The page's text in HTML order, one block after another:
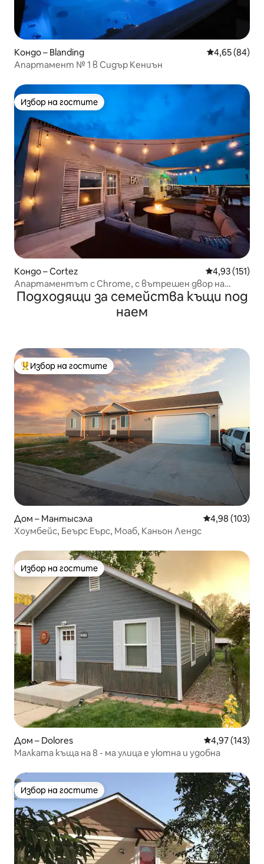
Кондо – Blanding Средна
4,65 (84)
Апартамент № 1 в Сидър Кениън
Избор на гостите
Избор на гостите
Кондо – Cortez Средна
4,93 (151)
Апартаментът с Chrome, с вътрешен двор на
покрива!
Подходящи за семейства къщи под
наем
Най-популярен избор на гостите
Избор на гостите
Дом – Мантысэла Средна
4,98 (103)
Хоумбейс, Беърс Еърс, Моаб, Каньон Лендс
Избор на гостите
Избор на гостите
Дом – Dolores Средна
4,97 (143)
Малката къща на 8 - ма улица е уютна и удобна
Избор на гостите
Избор на гостите